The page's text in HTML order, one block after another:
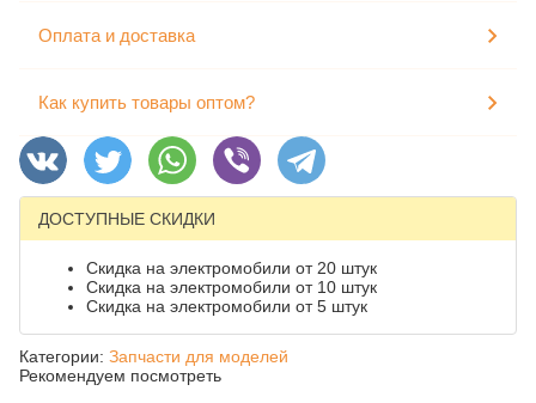
Оплата и доставка
Как купить товары оптом?
ДОСТУПНЫЕ СКИДКИ
Скидка на электромобили от 20 штук
Скидка на электромобили от 10 штук
Скидка на электромобили от 5 штук
Категории: Запчасти для моделей
Рекомендуем посмотреть